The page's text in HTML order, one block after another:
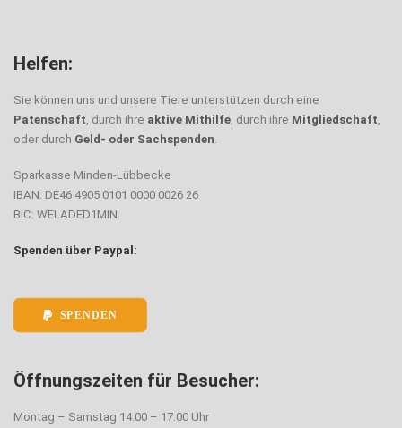
Helfen:
Sie können uns und unsere Tiere unterstützen durch eine
Patenschaft, durch ihre aktive Mithilfe, durch ihre Mitgliedschaft,
oder durch Geld- oder Sachspenden.
Sparkasse Minden-Lübbecke
IBAN: DE46 4905 0101 0000 0026 26
BIC: WELADED1MIN
Spenden über Paypal:
SPENDEN
Öffnungszeiten für Besucher:
Montag – Samstag 14.00 – 17.00 Uhr